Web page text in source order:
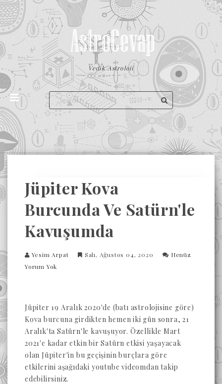
Vedik Astroloji
Jüpiter Kova
Burcunda Ve Satürn'le
Kavuşumda
Yesim Arpat Salı, Ağustos 04, 2020
Henüz
Yorum Yok
Jüpiter 19 Aralık 2020'de (batı astrolojisine göre)
Kova burcuna girdikten hemen iki gün sonra, 21
Aralık'ta Satürn'le kavuşuyor. Özellikle Mart
2021'e kadar etkin bir Satürn etkisi yaşayacak
olan Jüpiter'in bu geçişinin burçlara göre
etkilerini aşağıdaki youtube videomdan takip
edebilirsiniz.